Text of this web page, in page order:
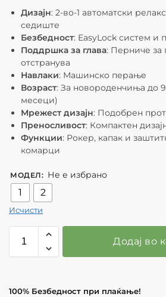
Дизајн: 2-во-1 автоматски
седиште
Безбедност: EasyLock систем и
Поддршка за глава: Перниче за
отстранува
Навлаки: Машинско перање
Возраст: За новороденчиња до
месеци)
Мрежест дизајн: Подобрен
Преносливост: Компактен
Функции: Рокер, капак и
комарци
МОДЕЛ: Не е избрано
1 2
Исчисти
Додај во
100% Безбедност при плаќање!